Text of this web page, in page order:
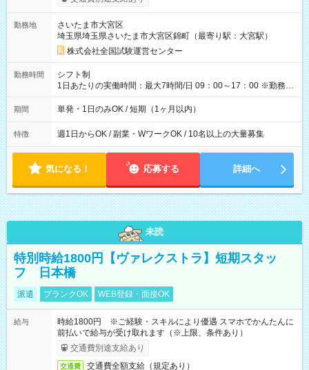
り！】 希望される場合、勤務から1週間ほどで給与の一部を受け
例】 ・河合塾模擬試験 8:30～17:30（休憩1時間） 時給1,300円
×8時間＝日収10,400円＋交通費 ※当日の役割により時給＋100
円の場合あり ・国家試験 7:00～13:30（休憩なし） 時給1,300
円（役割手当＋100円）×6時間＝日収8,400円＋交通費 【試用期
間】試用期間なし
勤務地
さいたま市大宮区
埼玉県埼玉県さいたま市大宮区錦町（最寄り駅：大宮駅）
株式会社全国試験運営センター
勤務時間
シフト制
1日あたりの実働時間：最大7時間/日 09：00～17：00 ※勤務時
間は 試験により異なります。
期間 単発・1日のみOK / 短期（1ヶ月以内）
特徴 週1日からOK / 副業・WワークOK / 10名以上の大量募集
気になる！ 応募する 詳細へ
未読
特別時給1800円【ヴァレクストラ】短期スタッ
フ 日本橋
派遣 ブランクOK WEB登録・面接OK
給与
時給1800円 ※ご経験・スキルにより優遇 スマホでかんたんに
前払いで給与が受け取れます（※上限、条件あり）
交通費別途支給あり
交通費 交通費全額支給（規定あり）